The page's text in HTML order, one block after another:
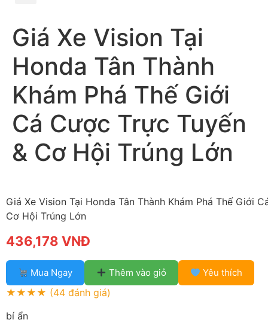
Giá Xe Vision Tại
Honda Tân Thành
Khám Phá Thế Giới
Cá Cược Trực Tuyến
& Cơ Hội Trúng Lớn
Giá Xe Vision Tại Honda Tân Thành Khám Phá Thế Giới
Cơ Hội Trúng Lớn
436,178 VNĐ
Mua Ngay Thêm vào giỏ Yêu thích
★★★★ (44 đánh giá)
bí ẩn